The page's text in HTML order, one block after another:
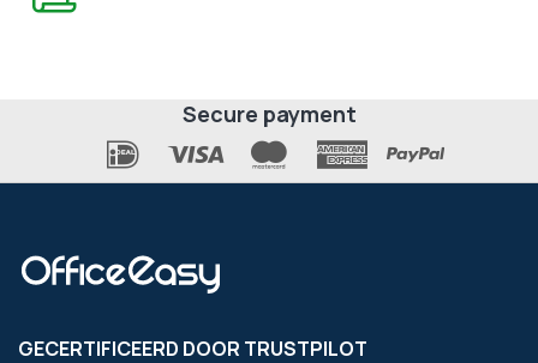
Secure payment
GECERTIFICEERD DOOR TRUSTPILOT